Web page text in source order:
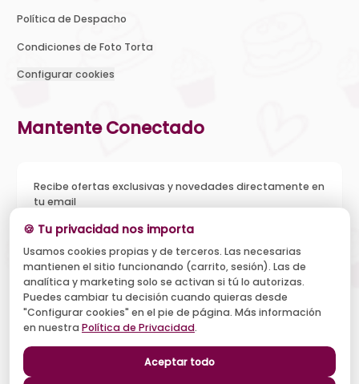
Política de Despacho
Condiciones de Foto Torta
Configurar cookies
Mantente Conectado
Recibe ofertas exclusivas y novedades directamente en
tu email
Acepto recibir novedades y ofertas, y el tratamiento de mi
email según la Política de Privacidad . Puedo darme de baja
cuando quiera.
Suscribirse
🍪 Tu privacidad nos importa
Usamos cookies propias y de terceros. Las necesarias
mantienen el sitio funcionando (carrito, sesión). Las de
analítica y marketing solo se activan si tú lo autorizas.
Puedes cambiar tu decisión cuando quieras desde
"Configurar cookies" en el pie de página. Más información
en nuestra Política de Privacidad.
Aceptar todo